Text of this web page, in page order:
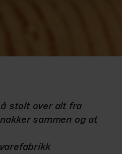
stolt over alt fra
sammen og at